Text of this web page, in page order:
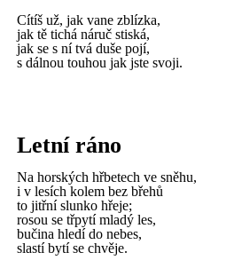
Cítíš už, jak vane zblízka,
jak tě tichá náruč stiská,
jak se s ní tvá duše pojí,
s dálnou touhou jak jste svoji.
Letní ráno
Na horských hřbetech ve sněhu,
i v lesích kolem bez břehů
to jitřní slunko hřeje;
rosou se třpytí mladý les,
bučina hledí do nebes,
slastí bytí se chvěje.